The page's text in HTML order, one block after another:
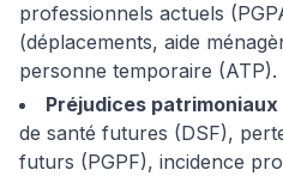
professionnels actuels
(déplacements, aide
personne temporaire (ATP).
Préjudices
de santé futures (DSF),
futurs (PGPF), incidence